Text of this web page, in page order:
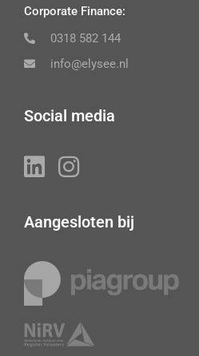
Corporate Finance:
0318 582 144
info@elysee.nl
Social media
Aangesloten bij